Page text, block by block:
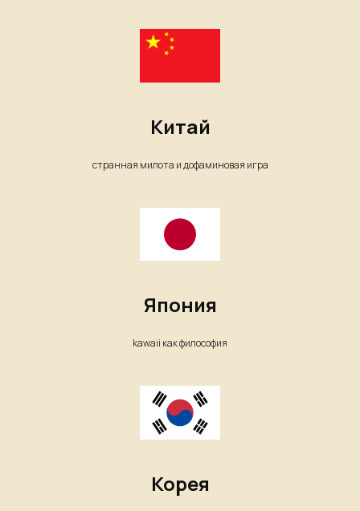
Китай
странная милота и дофаминовая игра
Япония
kawaii как философия
Корея